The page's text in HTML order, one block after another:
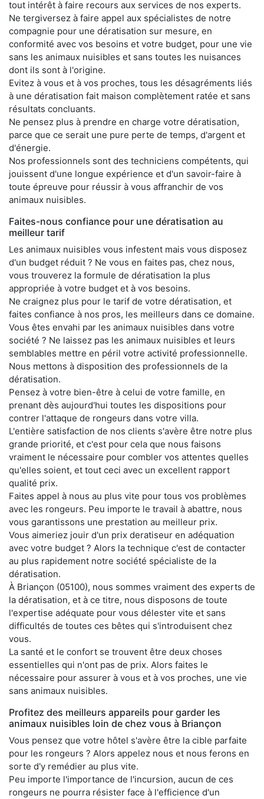
tout intérêt à faire recours aux services de nos experts.
Ne tergiversez à faire appel aux spécialistes de notre
compagnie pour une dératisation sur mesure, en
conformité avec vos besoins et votre budget, pour une vie
sans les animaux nuisibles et sans toutes les nuisances
dont ils sont à l'origine.
Evitez à vous et à vos proches, tous les désagréments liés
à une dératisation fait maison complètement ratée et sans
résultats concluants.
Ne pensez plus à prendre en charge votre dératisation,
parce que ce serait une pure perte de temps, d'argent et
d'énergie.
Nos professionnels sont des techniciens compétents, qui
jouissent d'une longue expérience et d'un savoir-faire à
toute épreuve pour réussir à vous affranchir de vos
animaux nuisibles.
Faites-nous confiance pour une dératisation au
meilleur tarif
Les animaux nuisibles vous infestent mais vous disposez
d'un budget réduit ? Ne vous en faites pas, chez nous,
vous trouverez la formule de dératisation la plus
appropriée à votre budget et à vos besoins.
Ne craignez plus pour le tarif de votre dératisation, et
faites confiance à nos pros, les meilleurs dans ce domaine.
Vous êtes envahi par les animaux nuisibles dans votre
société ? Ne laissez pas les animaux nuisibles et leurs
semblables mettre en péril votre activité professionnelle.
Nous mettons à disposition des professionnels de la
dératisation.
Pensez à votre bien-être à celui de votre famille, en
prenant dès aujourd'hui toutes les dispositions pour
contrer l'attaque de rongeurs dans votre villa.
L'entière satisfaction de nos clients s'avère être notre plus
grande priorité, et c'est pour cela que nous faisons
vraiment le nécessaire pour combler vos attentes quelles
qu'elles soient, et tout ceci avec un excellent rapport
qualité prix.
Faites appel à nous au plus vite pour tous vos problèmes
avec les rongeurs. Peu importe le travail à abattre, nous
vous garantissons une prestation au meilleur prix.
Vous aimeriez jouir d'un prix deratiseur en adéquation
avec votre budget ? Alors la technique c'est de contacter
au plus rapidement notre société spécialiste de la
dératisation.
À Briançon (05100), nous sommes vraiment des experts de
la dératisation, et à ce titre, nous disposons de toute
l'expertise adéquate pour vous délester vite et sans
difficultés de toutes ces bêtes qui s'introduisent chez
vous.
La santé et le confort se trouvent être deux choses
essentielles qui n'ont pas de prix. Alors faites le
nécessaire pour assurer à vous et à vos proches, une vie
sans animaux nuisibles.
Profitez des meilleurs appareils pour garder les
animaux nuisibles loin de chez vous à Briançon
Vous pensez que votre hôtel s'avère être la cible parfaite
pour les rongeurs ? Alors appelez nous et nous ferons en
sorte d'y remédier au plus vite.
Peu importe l'importance de l'incursion, aucun de ces
rongeurs ne pourra résister face à l'efficience d'un